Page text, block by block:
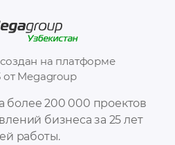
более 200 000 проектов
бизнеса за 25 лет
работы.
на платформе
от Megagroup